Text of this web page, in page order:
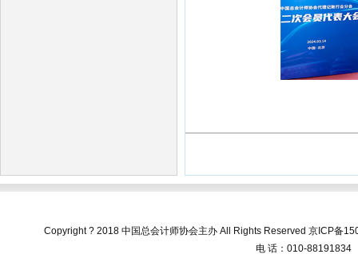
Copyright ? 2018 中国总会计师协会主办 All Rights Reserved京ICP备
电 话：010-88191834